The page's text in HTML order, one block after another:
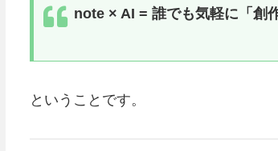
note × AI = 誰でも気軽に「創
ということです。